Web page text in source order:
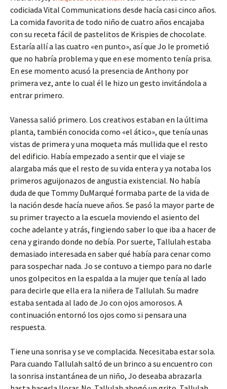
codiciada Vital Communications desde hacía casi cinco años.
La comida favorita de todo niño de cuatro años encajaba
con su receta fácil de pastelitos de Krispies de chocolate.
Estaría allí a las cuatro «en punto», así que Jo le prometió
que no habría problema y que en ese momento tenía prisa.
En ese momento acusó la presencia de Anthony por
primera vez, ante lo cual él le hizo un gesto invitándola a
entrar primero.
Vanessa salió primero. Los creativos estaban en la última
planta, también conocida como «el ático», que tenía unas
vistas de primera y una moqueta más mullida que el resto
del edificio. Había empezado a sentir que el viaje se
alargaba más que el resto de su vida entera y ya notaba los
primeros aguijonazos de angustia existencial. No había
duda de que Tommy DuMarqué formaba parte de la vida de
la nación desde hacía nueve años. Se pasó la mayor parte de
su primer trayecto a la escuela moviendo el asiento del
coche adelante y atrás, fingiendo saber lo que iba a hacer de
cena y girando donde no debía. Por suerte, Tallulah estaba
demasiado interesada en saber qué había para cenar como
para sospechar nada. Jo se contuvo a tiempo para no darle
unos golpecitos en la espalda a la mujer que tenía al lado
para decirle que ella era la niñera de Tallulah. Su madre
estaba sentada al lado de Jo con ojos amorosos. A
continuación entornó los ojos como si pensara una
respuesta.
Tiene una sonrisa y se ve complacida. Necesitaba estar sola.
Para cuando Tallulah saltó de un brinco a su encuentro con
la sonrisa instantánea de un niño, Jo deseaba abrazarla